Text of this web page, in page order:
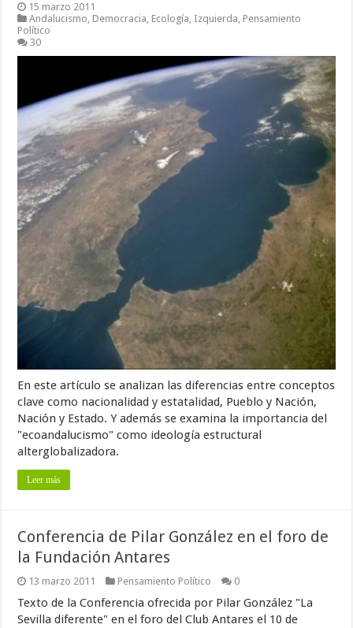
15 marzo 2011
Andalucismo, Democracia, Ecología, Izquierda, Pensamiento
Político
30
En este artículo se analizan las diferencias entre conceptos
clave como nacionalidad y estatalidad, Pueblo y Nación,
Nación y Estado. Y además se examina la importancia del
"ecoandalucismo" como ideología estructural
alterglobalizadora.
Leer más
Conferencia de Pilar González en el foro de
la Fundación Antares
13 marzo 2011 Pensamiento Político 0
Texto de la Conferencia ofrecida por Pilar González "La
Sevilla diferente" en el foro del Club Antares el 10 de